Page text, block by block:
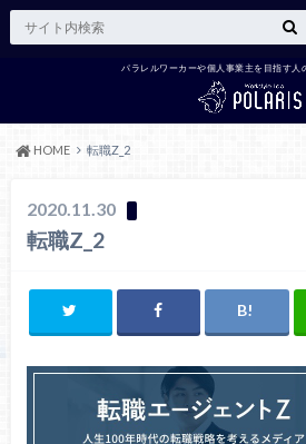
パラレルワーカーや個人事業主を目指す人
HOME 転職Z_2
2020.11.30
転職Z_2